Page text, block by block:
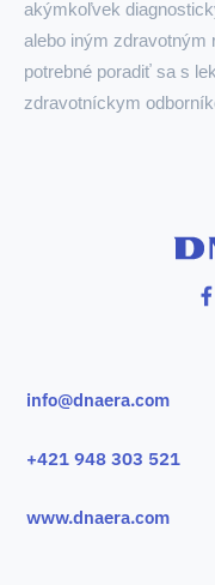
akýmkoľvek
alebo iným zdravotným
potrebné poradiť sa s
zdravotníckym
info@dnaera.com
+421 948 303 521
www.dnaera.com